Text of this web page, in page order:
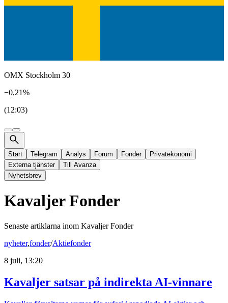
OMX Stockholm 30
−0,21%
(12:03)
Start Telegram Analys Forum Fonder
Privatekonomi
Externa tjänster
Till Avanza
Nyhetsbrev
Kavaljer Fonder
Senaste artiklarna inom Kavaljer Fonder
nyheter,fonder/Aktiefonder
8 juli, 13:20
Kavaljer satsar på indirekta AI-vinnare